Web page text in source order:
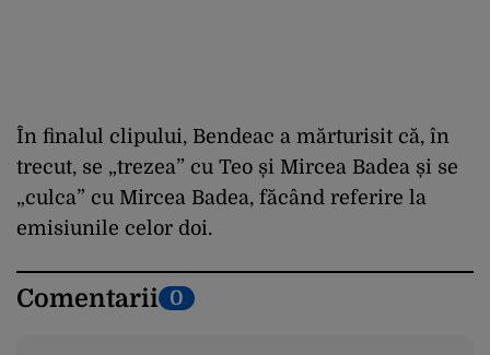
În finalul clipului, Bendeac a mărturisit că, în
trecut, se „trezea” cu Teo și Mircea Badea și se
„culca” cu Mircea Badea, făcând referire la
emisiunile celor doi.
Comentarii 0